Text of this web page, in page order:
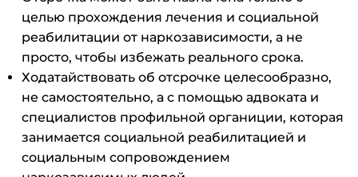
целью прохождения лечения и социальной
реабилитации от наркозависимости, а не
просто, чтобы избежать реального срока.
Ходатайствовать об отсрочке целесообразно,
не самостоятельно, а с помощью адвоката и
специалистов профильной органиции, которая
занимается социальной реабилитацией и
социальным сопровождением